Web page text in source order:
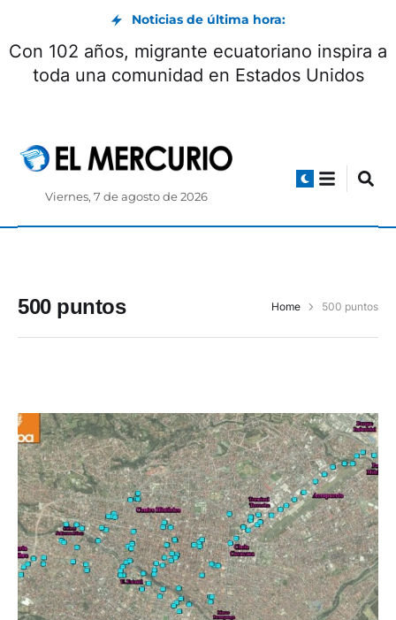
Noticias de última hora:
Con 102 años, migrante ecuatoriano inspira a
toda una comunidad en Estados Unidos
Viernes, 7 de agosto de 2026
500 puntos Home 500 puntos